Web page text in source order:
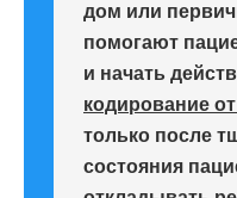
дом или
помогают
и начать
кодирование
только после
состояния